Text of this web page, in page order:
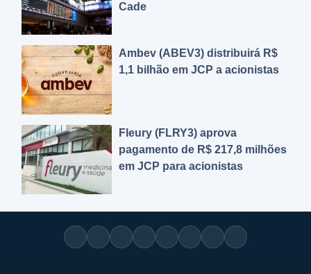
Cade
Ambev (ABEV3) distribuirá R$
1,1 bilhão em JCP a acionistas
Fleury (FLRY3) aprova
pagamento de R$ 217,8 milhões
em JCP para acionistas